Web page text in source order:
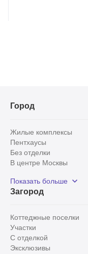
Город
Жилые комплексы
Пентхаусы
Без отделки
В центре Москвы
Рядом с парком
С панорамными окнами
Показать больше
Загород
Коттеджные поселки
Участки
С отделкой
Эксклюзивы